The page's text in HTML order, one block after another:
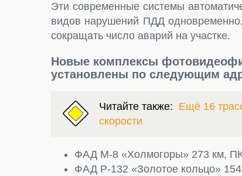
Эти современные системы
видов нарушений ПДД
сокращать число аварий на участке.
Новые комплексы
установлены по следующим
Читайте также: Ещё 16
скорости
ФАД М-8 «Холмогоры» 273 км,
ФАД Р-132 «Золотое кольцо»